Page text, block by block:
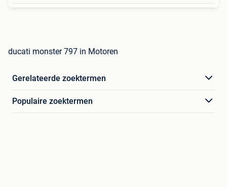
ducati monster 797 in Motoren
Gerelateerde zoektermen
Populaire zoektermen